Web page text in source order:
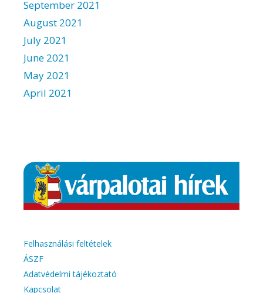
September 2021
August 2021
July 2021
June 2021
May 2021
April 2021
Felhasználási feltételek
ÁSZF
Adatvédelmi tájékoztató
Kapcsolat